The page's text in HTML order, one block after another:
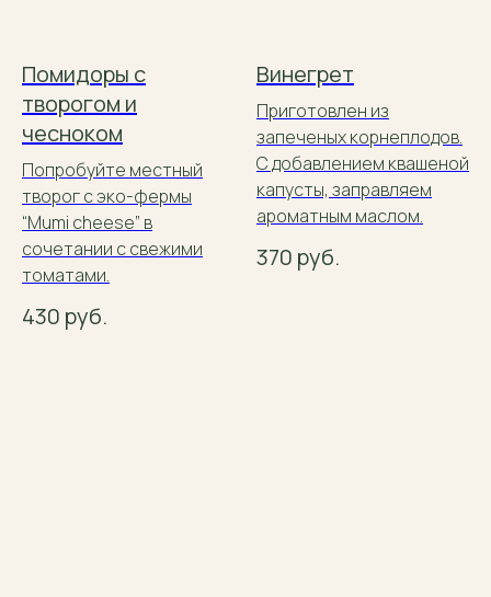
Помидоры с
творогом и
чесноком
Попробуйте местный
творог с эко-фермы
“Mumi cheese” в
сочетании с свежими
томатами.
430 руб.
Винегрет
Приготовлен из
запеченых корнеплодов.
С добавлением квашеной
капусты, заправляем
ароматным маслом.
370 руб.